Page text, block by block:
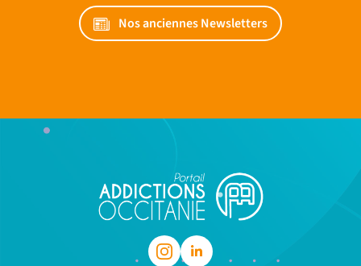
Nos anciennes Newsletters